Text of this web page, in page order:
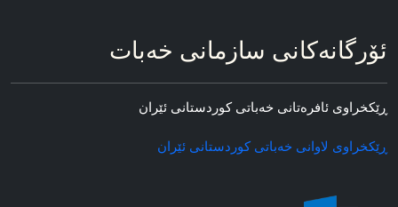
ئۆرگانه‌کانی سازمانی خه‌بات
ڕێکخراوی ئافره‌تانی خه‌باتی کوردستانی ئێران
ڕێکخراوی لاوانی خه‌باتی کوردستانی ئێران